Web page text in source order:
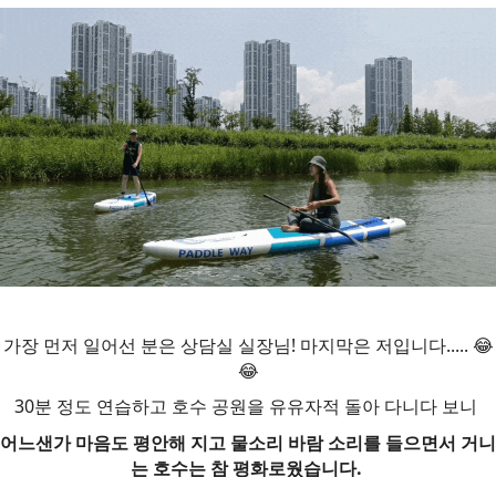
가장 먼저 일어선 분은 상담실 실장님! 마지막은 저입니다..... 😂
😂
30분 정도 연습하고 호수 공원을 유유자적 돌아 다니다 보니
어느샌가 마음도 평안해 지고 물소리 바람 소리를 들으면서 거니
는 호수는 참 평화로웠습니다.